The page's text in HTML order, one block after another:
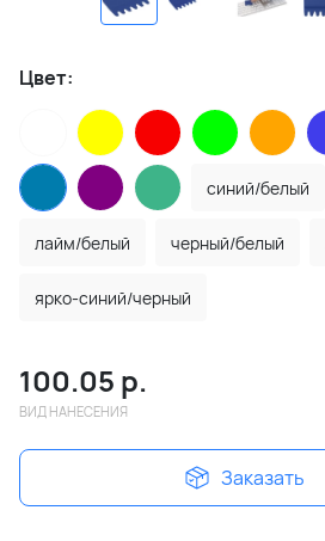
Цвет:
синий/белый
лайм/белый черный/белый
ярко-синий/черный
100.05 р.
ВИД НАНЕСЕНИЯ
Заказать